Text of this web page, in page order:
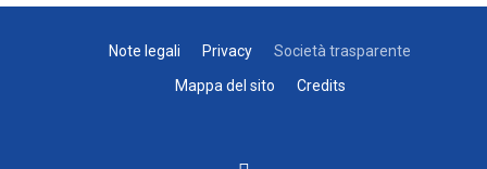
Note legali Privacy
Società trasparente
Mappa del sito
Credits